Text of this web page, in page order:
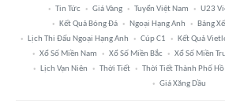
Tin Tức
Giá Vàng Tuyển Việt Nam U23
Kết Quả Bóng Đá
Ngoại Hạng Anh
Bảng
Lịch Thi Đấu Ngoại Hạng Anh
Cúp C1 Kết Quả
Xổ Số Miền Nam
Xổ Số Miền Bắc Xổ Số Miền
Lịch Vạn Niên
Thời Tiết Thời Tiết Thành Phố
Giá Xăng Dầu